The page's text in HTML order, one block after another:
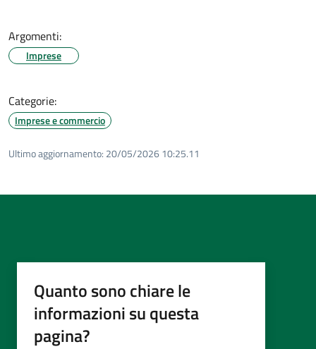
Argomenti:
Imprese
Categorie:
Imprese e commercio
Ultimo aggiornamento: 20/05/2026 10:25.11
Quanto sono chiare le
informazioni su questa
pagina?